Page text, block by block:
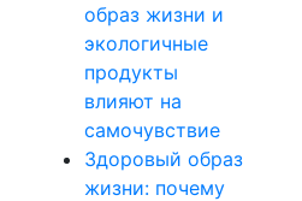
образ жизни и
экологичные
продукты
влияют на
самочувствие
Здоровый образ
жизни: почему